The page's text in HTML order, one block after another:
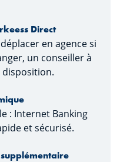
Direct
en agence si
un conseiller à
disposition.
: Internet Banking
et sécurisé.